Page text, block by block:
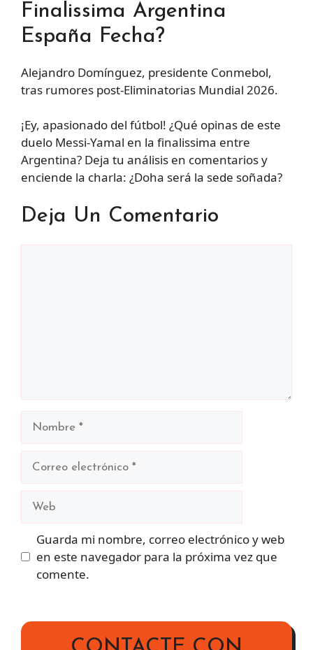
Finalissima Argentina
España Fecha?
Alejandro Domínguez, presidente Conmebol,
tras rumores post-Eliminatorias Mundial 2026.
¡Ey, apasionado del fútbol! ¿Qué opinas de este
duelo Messi-Yamal en la finalissima entre
Argentina? Deja tu análisis en comentarios y
enciende la charla: ¿Doha será la sede soñada?
Deja Un Comentario
Nombre
Guarda mi nombre, correo electrónico y web
en este navegador para la próxima vez que
comente.